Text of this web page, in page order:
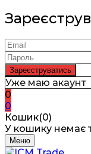
Уже маю акаунт
0
0
Кошик(0)
У кошику немає
Меню